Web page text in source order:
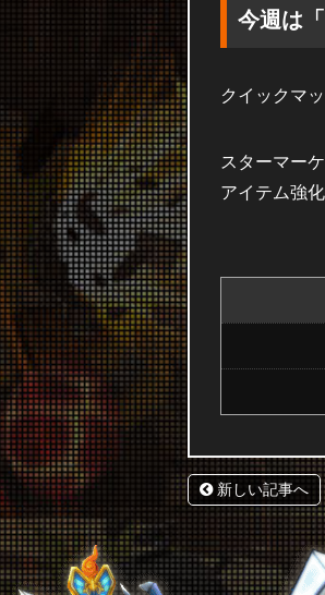
今週は「
クイックマ
スターマー
アイテム強
新しい記事へ